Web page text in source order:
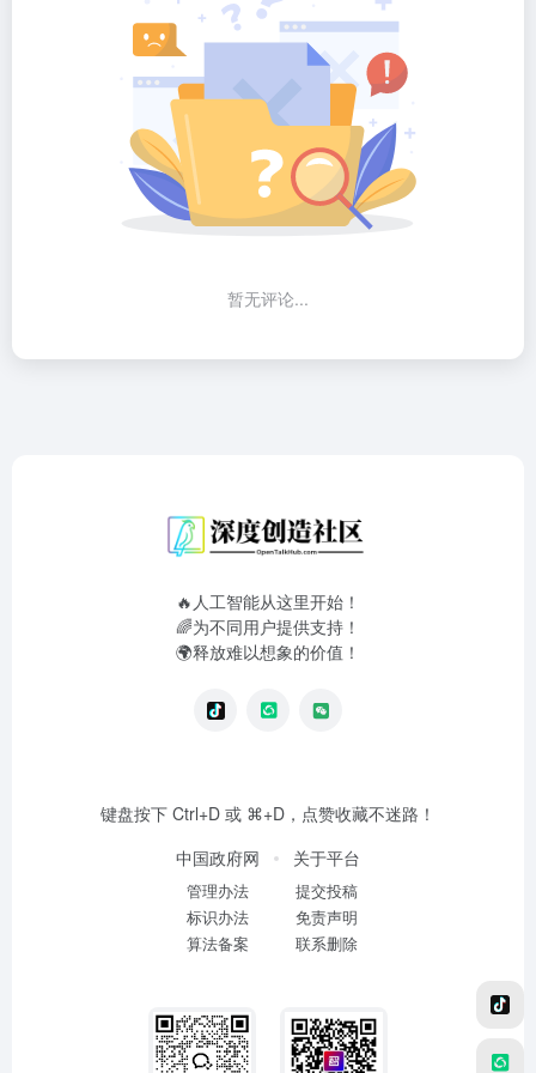
暂无评论...
🔥人工智能从这里开始！
🌈为不同用户提供支持！
🌍释放难以想象的价值！
键盘按下 Ctrl+D 或 ⌘+D，点赞收藏不迷路！
中国政府网
管理办法
标识办法
算法备案
关于平台
提交投稿
免责声明
联系删除